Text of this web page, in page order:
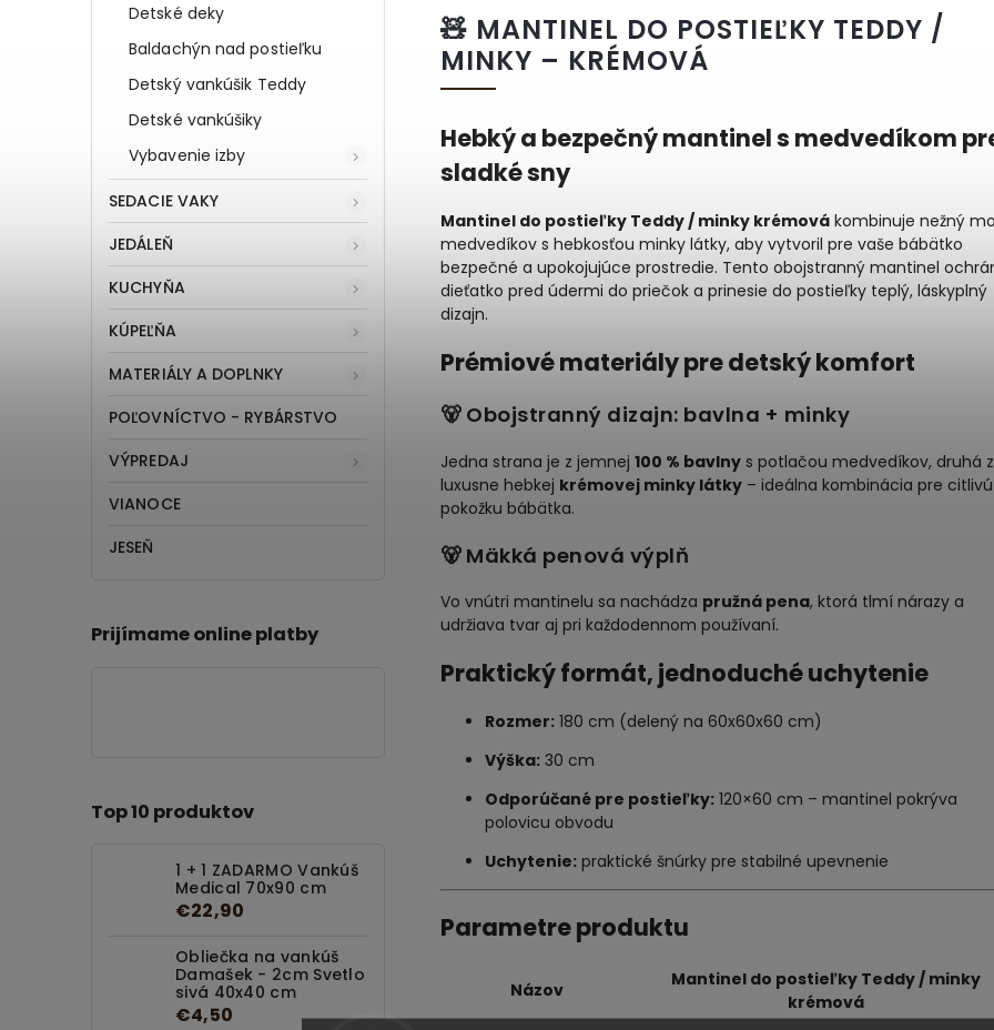
Detské deky
Baldachýn nad postieľku
Detský vankúšik Teddy
Detské vankúšiky
Vybavenie izby
SEDACIE VAKY
JEDÁLEŇ
KUCHYŇA
KÚPEĽŇA
MATERIÁLY A DOPLNKY
POĽOVNÍCTVO - RYBÁRSTVO
VÝPREDAJ
VIANOCE
JESEŇ
Prijímame online platby
Top 10 produktov
1 + 1 ZADARMO Vankúš
Medical 70x90 cm
€22,90
Obliečka na vankúš
Damašek - 2cm Svetlo
sivá 40x40 cm
€4,50
🧸 MANTINEL DO POSTIEĽKY TEDDY /
MINKY – KRÉMOVÁ
Hebký a bezpečný mantinel s medvedíkom
sladké sny
Mantinel do postieľky Teddy / minky krémová kombinuje nežný
medvedíkov s hebkosťou minky látky, aby vytvoril pre vaše bábätko
bezpečné a upokojujúce prostredie. Tento obojstranný mantinel
dieťatko pred údermi do priečok a prinesie do postieľky teplý, láskyplný
dizajn.
Prémiové materiály pre detský komfort
🐻 Obojstranný dizajn: bavlna + minky
Jedna strana je z jemnej 100 % bavlny s potlačou medvedíkov, druhá z
luxusne hebkej krémovej minky látky – ideálna kombinácia pre citlivú
pokožku bábätka.
🐻 Mäkká penová výplň
Vo vnútri mantinelu sa nachádza pružná pena, ktorá tlmí nárazy a
udržiava tvar aj pri každodennom používaní.
Praktický formát, jednoduché uchytenie
Rozmer: 180 cm (delený na 60x60x60 cm)
Výška: 30 cm
Odporúčané pre postieľky: 120×60 cm – mantinel pokrýva
polovicu obvodu
Uchytenie: praktické šnúrky pre stabilné upevnenie
Parametre produktu
Názov
Mantinel do postieľky Teddy / minky
krémová